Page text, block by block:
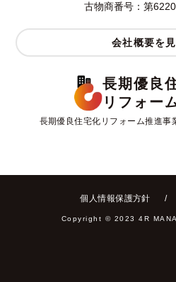
古物商番号：第
会社概要を
長期優良
リフォー
長期優良住宅化リフォーム推進事
Copyright ©︎ 2023 4R
個人情報保護方針